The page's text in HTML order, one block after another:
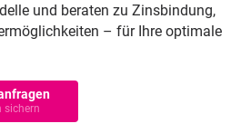
und beraten zu Zinsbindung,
– für Ihre optimale
sichern